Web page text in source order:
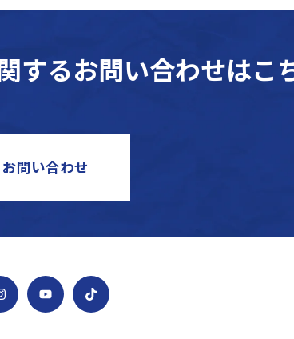
るお問い合わせはこ
お問い合わせ